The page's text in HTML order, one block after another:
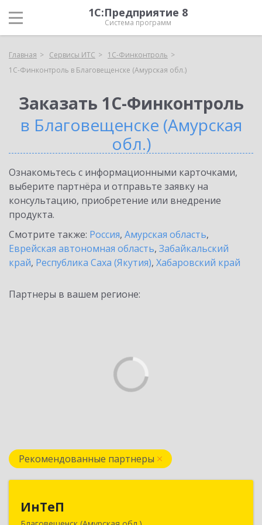
1С:Предприятие 8
Система программ
Главная Сервисы ИТС
1С-Финконтроль
1С-Финконтроль в Благовещенске (Амурская обл.)
Заказать 1С-Финконтроль
в Благовещенске (Амурская
обл.)
Ознакомьтесь с информационными карточками,
выберите партнёра и отправьте заявку на
консультацию, приобретение или внедрение
продукта.
Смотрите также: Россия, Амурская область,
Еврейская автономная область, Забайкальский
край, Республика Саха (Якутия), Хабаровский край
Партнеры в вашем регионе:
Рекомендованные партнеры
ИнТеП